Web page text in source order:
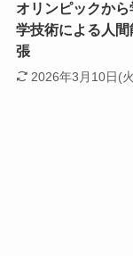
オリンピックか
学技術による人間
張
2026年3月10日(